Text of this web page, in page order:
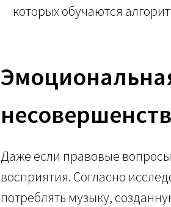
которых обучаются
Даже если правовые
восприятия. Согласно
потреблять музыку,